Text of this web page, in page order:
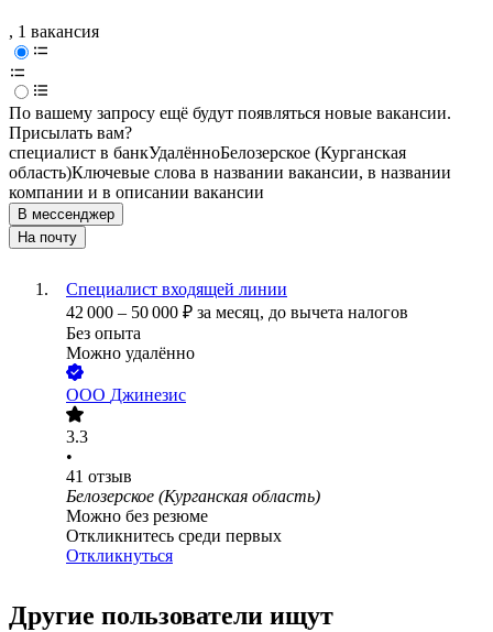
, 1 вакансия
По вашему запросу ещё будут появляться новые вакансии.
Присылать вам?
специалист в банкУдалённоБелозерское (Курганская
область)Ключевые слова в названии вакансии, в названии
компании и в описании вакансии
В мессенджер
На почту
Специалист входящей линии
42 000 – 50 000 ₽ за месяц, до вычета налогов
Без опыта
Можно удалённо
ООО Джинезис
3.3
•
41 отзыв
Белозерское (Курганская область)
Можно без резюме
Откликнитесь среди первых
Откликнуться
Другие пользователи ищут